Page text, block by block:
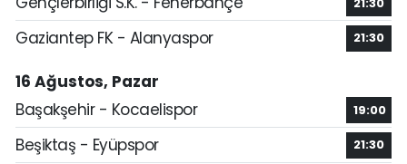
Gaziantep FK - Alanyaspor 21:30
16 Ağustos, Pazar
Başakşehir - Kocaelispor
19:00
Beşiktaş - Eyüpspor 21:30